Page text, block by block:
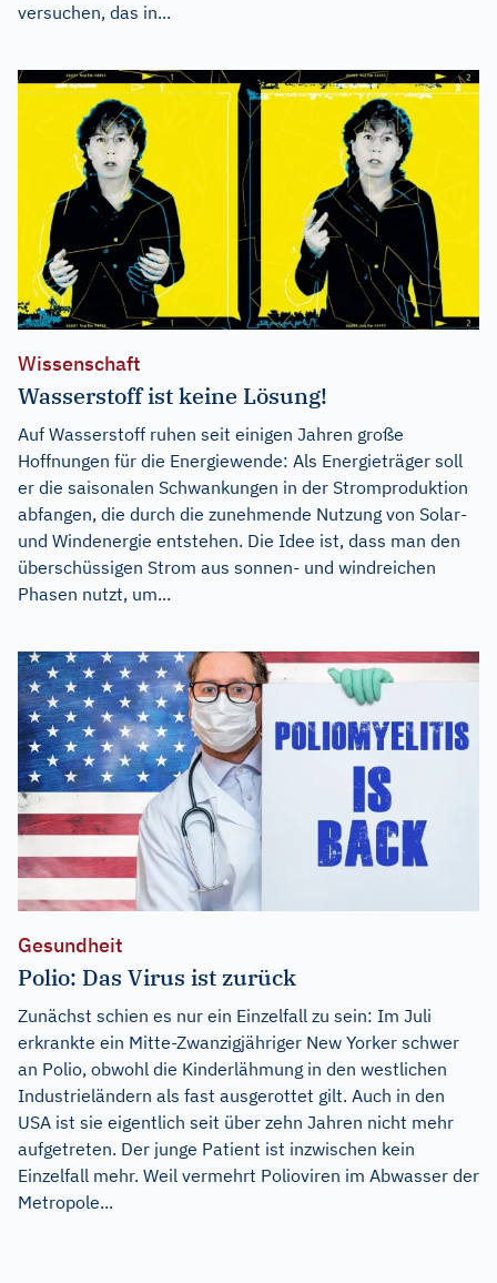
versuchen, das in...
Wissenschaft
Wasserstoff ist keine Lösung!
Auf Wasserstoff ruhen seit einigen Jahren große
Hoffnungen für die Energiewende: Als Energieträger soll
er die saisonalen Schwankungen in der Stromproduktion
abfangen, die durch die zunehmende Nutzung von Solar-
und Windenergie entstehen. Die Idee ist, dass man den
überschüssigen Strom aus sonnen- und windreichen
Phasen nutzt, um...
Gesundheit
Polio: Das Virus ist zurück
Zunächst schien es nur ein Einzelfall zu sein: Im Juli
erkrankte ein Mitte-Zwanzigjähriger New Yorker schwer
an Polio, obwohl die Kinderlähmung in den westlichen
Industrieländern als fast ausgerottet gilt. Auch in den
USA ist sie eigentlich seit über zehn Jahren nicht mehr
aufgetreten. Der junge Patient ist inzwischen kein
Einzelfall mehr. Weil vermehrt Polioviren im Abwasser der
Metropole...